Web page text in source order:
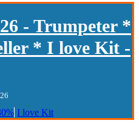
- Trumpeter *
* I love Kit -
I love Kit